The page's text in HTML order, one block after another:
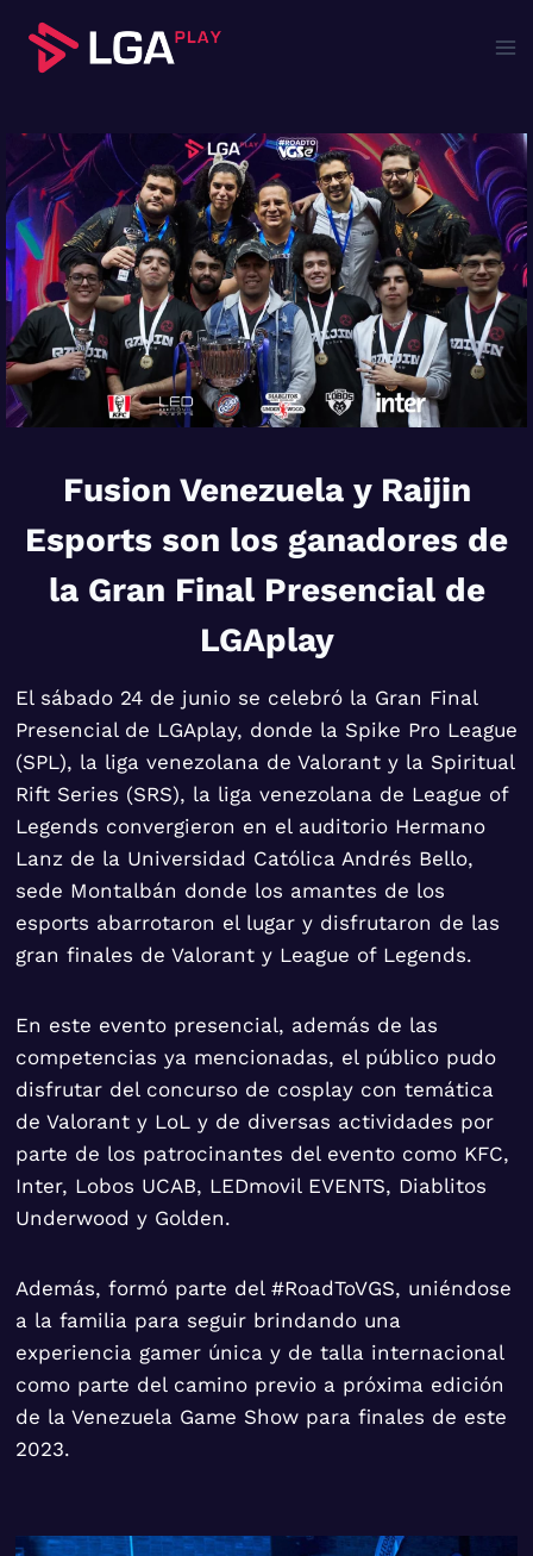
contenido
Fusion Venezuela y Raijin
Esports son los ganadores de
la Gran Final Presencial de
LGAplay
El sábado 24 de junio se celebró la Gran Final
Presencial de LGAplay, donde la Spike Pro League
(SPL), la liga venezolana de Valorant y la Spiritual
Rift Series (SRS), la liga venezolana de League of
Legends convergieron en el auditorio Hermano
Lanz de la Universidad Católica Andrés Bello,
sede Montalbán donde los amantes de los
esports abarrotaron el lugar y disfrutaron de las
gran finales de Valorant y League of Legends.
En este evento presencial, además de las
competencias ya mencionadas, el público pudo
disfrutar del concurso de cosplay con temática
de Valorant y LoL y de diversas actividades por
parte de los patrocinantes del evento como KFC,
Inter, Lobos UCAB, LEDmovil EVENTS, Diablitos
Underwood y Golden.
Además, formó parte del #RoadToVGS, uniéndose
a la familia para seguir brindando una
experiencia gamer única y de talla internacional
como parte del camino previo a próxima edición
de la Venezuela Game Show para finales de este
2023.